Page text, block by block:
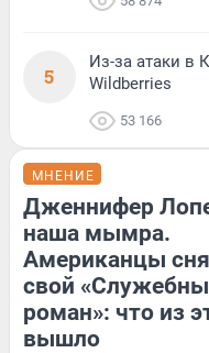
5
Из-за атаки в
Wildberries
53 166
МНЕНИЕ
Дженнифер
наша мымра.
Американцы
свой
роман»: что из
вышло